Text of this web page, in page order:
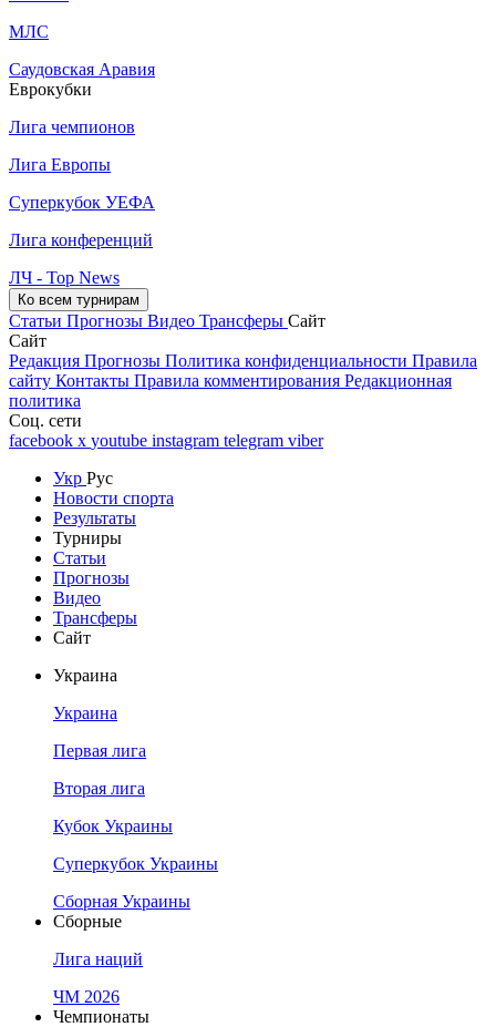
МЛС
Саудовская Аравия
Еврокубки
Лига чемпионов
Лига Европы
Суперкубок УЕФА
Лига конференций
ЛЧ - Top News
Ко всем турнирам
Статьи Прогнозы Видео Трансферы Сайт
Сайт
Редакция Прогнозы Политика конфиденциальности Правила
сайту Контакты Правила комментирования Редакционная
политика
Соц. сети
facebook x youtube instagram telegram viber
Укр Рус
Новости спорта
Результаты
Турниры
Статьи
Прогнозы
Видео
Трансферы
Сайт
Украина
Украина
Первая лига
Вторая лига
Кубок Украины
Суперкубок Украины
Сборная Украины
Сборные
Лига наций
ЧМ 2026
Чемпионаты